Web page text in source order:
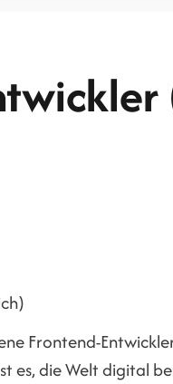
Frontend-
es, die Welt digital